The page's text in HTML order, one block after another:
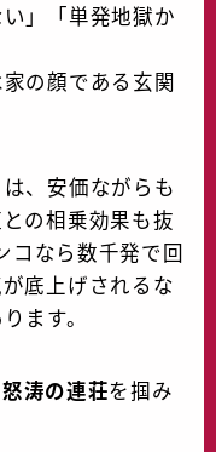
い」「単発地獄か
の顔である玄関
、安価ながらも
の相乗効果も抜
コなら数千発で回
底上げされるな
ます。
涛の連荘を掴み